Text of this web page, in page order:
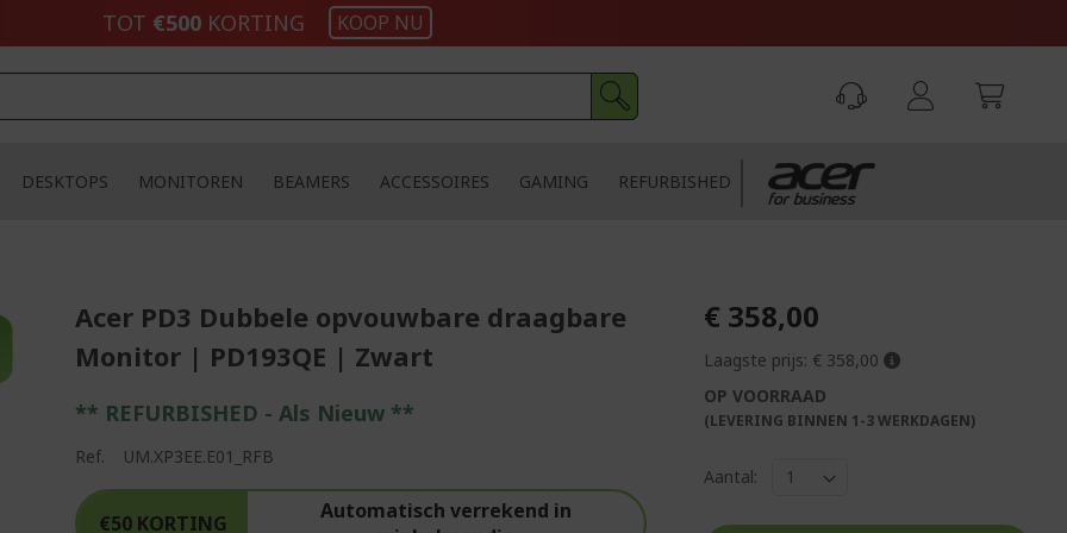
TOT €500KORTING KOOP NU
DESKTOPS MONITOREN BEAMERS ACCESSOIRES GAMING REFURBISHED
Acer PD3 Dubbele opvouwbare draagbare
Monitor | PD193QE | Zwart
** REFURBISHED - Als Nieuw **
Ref. UM.XP3EE.E01_RFB
€50 KORTING
Automatisch verrekend in
€ 358,00
Laagste prijs: € 358,00
OP VOORRAAD
(LEVERING BINNEN 1-3 WERKDAGEN)
Aantal: